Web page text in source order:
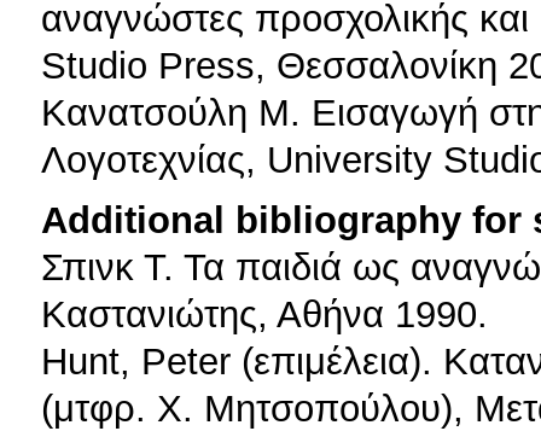
αναγνώστες προσχολικής
Studio Press, Θεσσαλονίκη
Κανατσούλη Μ. Εισαγωγή στη
Λογοτεχνίας, University
Additional bibliography for
Σπινκ Τ. Τα παιδιά ως
Καστανιώτης, Αθήνα 1990.
Hunt, Peter (επιμέλεια).
(μτφρ. Χ. Μητσοπούλου),